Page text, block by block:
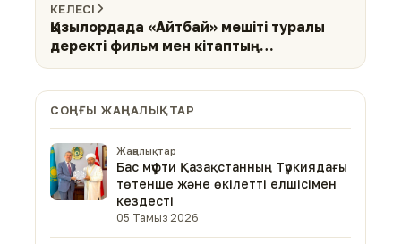
КЕЛЕСІ
Қызылордада «Айтбай» мешіті туралы
деректі фильм мен кітаптың
СОҢҒЫ ЖАҢАЛЫҚТАР
Жаңалықтар
Бас мүфти Қазақстанның Түркиядағы
төтенше және өкілетті елшісімен
кездесті
05 Тамыз 2026